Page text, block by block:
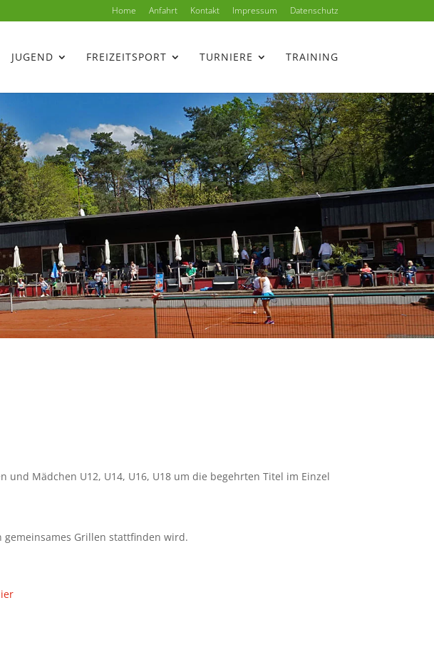
Home Anfahrt Kontakt Impressum Datenschutz
JUGEND FREIZEITSPORT TURNIERE TRAINING
und Mädchen U12, U14, U16, U18 um die begehrten Titel im Einzel
gemeinsames Grillen stattfinden wird.